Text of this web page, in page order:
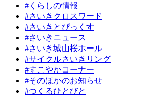
#くらしの情報
#さいきクロスワード
#さいきとぴっくす
#さいきニュース
#さいき城山桜ホール
#サイクルさいきリング
#すこやかコーナー
#そのほかのお知らせ
#つくるひとびと